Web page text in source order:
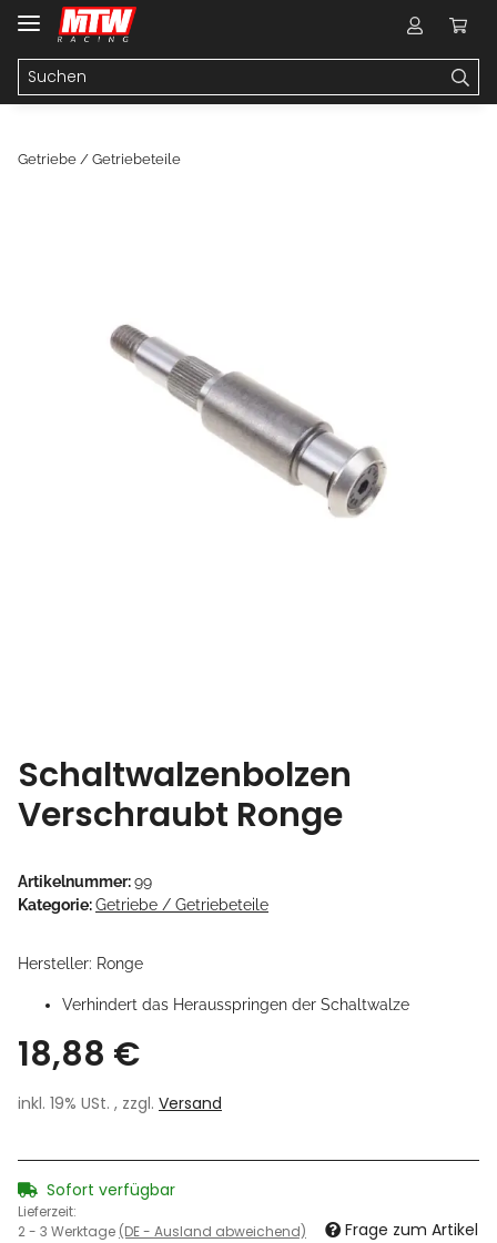
Getriebe / Getriebeteile
Schaltwalzenbolzen
Verschraubt Ronge
Artikelnummer:99
Kategorie:Getriebe / Getriebeteile
Hersteller: Ronge
Verhindert das Herausspringen der Schaltwalze
18,88 €
inkl. 19% USt. , zzgl. Versand
Sofort verfügbar
Lieferzeit:
2 - 3 Werktage (DE - Ausland abweichend) Frage zum Artikel